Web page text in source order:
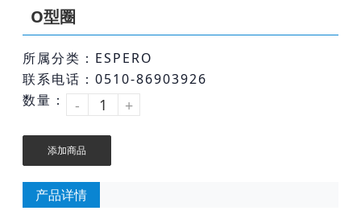
O型圈
所属分类：ESPERO
联系电话：0510-86903926
数量：
- +
添加商品
产品详情